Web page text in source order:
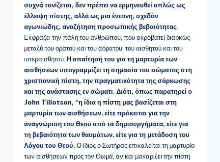
συχνά τονίζεται, δεν πρέπει να ερμηνευθεί απλώς ως
έλλειψη πίστης, αλλά ως μια έντονη, σχεδόν
αγωνιώδης, αναζήτηση προσωπικής βεβαιότητας
Εκφράζει την πάλη του ανθρώπου, που ακροβατεί διαρκώς
μεταξύ του ορατού και του αόρατου, του αισθητού και του
υπεραισθητού. Η απαίτησή του για τη μαρτυρία των
αισθήσεων υπογραμμίζει τη σημασία του σώματος στη
χριστιανική πίστη, την πραγματικότητα της σάρκωσης
και της ανάστασης εν σώματι. Διότι, όπως παρατηρεί ο
John Tillotson, “η ίδια η πίστη μας βασίζεται στη
μαρτυρία των αισθήσεων, είτε πρόκειται για την
αναγνώριση του Θεού από τα δημιουργήματα, είτε για
τη βεβαιότητα των θαυμάτων, είτε για τη μετάδοση του
Λόγου του Θεού. Ο ίδιος ο Σωτήρας επικαλείται τη μαρτυρία
των αισθήσεων προς τον Θωμά, αν και μακαρίζει την πίστη